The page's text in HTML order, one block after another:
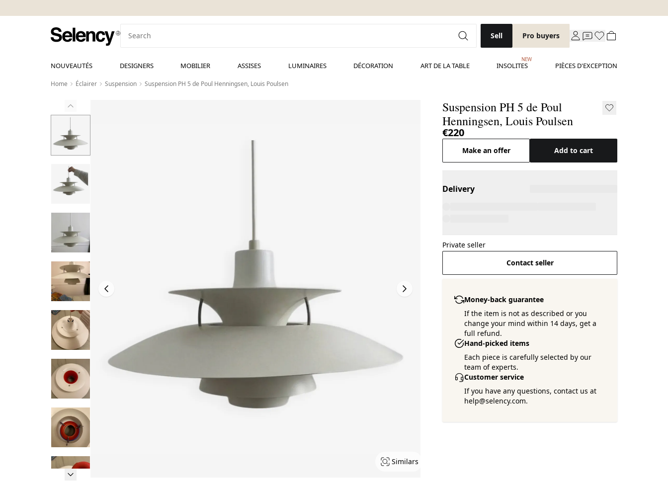
Sell Pro buyers
NOUVEAUTÉS DESIGNERS MOBILIER ASSISES LUMINAIRES DÉCORATION ART DE LA TABLE INSOLITES
NEW
PIÈCES D'EXCEPTION
Home Éclairer Suspension Suspension PH 5 de Poul Henningsen, Louis Poulsen
Similars
Suspension PH 5 de Poul
Henningsen, Louis Poulsen
€220
Make an offer Add to cart
Delivery
Private seller
Contact seller
Money-back guarantee
If the item is not as described or you
change your mind within 14 days, get a
full refund.
Hand-picked items
Each piece is carefully selected by our
team of experts.
Customer service
If you have any questions, contact us at
help@selency.com.